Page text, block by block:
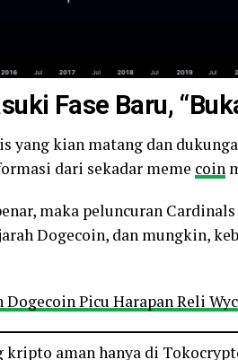
Fase Baru,
yang kian matang dan
dari sekadar meme coin
maka peluncuran
Dogecoin, dan mungkin,
Dogecoin Picu Harapan Reli
kripto aman hanya di